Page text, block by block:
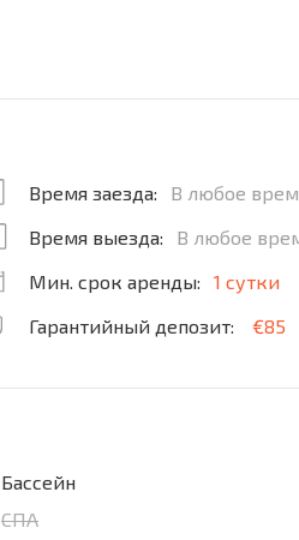
Время заезда:
В любое
Время выезда:
В любое
Мин. срок аренды:
1 сутки
Гарантийный депозит:
€85
Бассейн
СПА